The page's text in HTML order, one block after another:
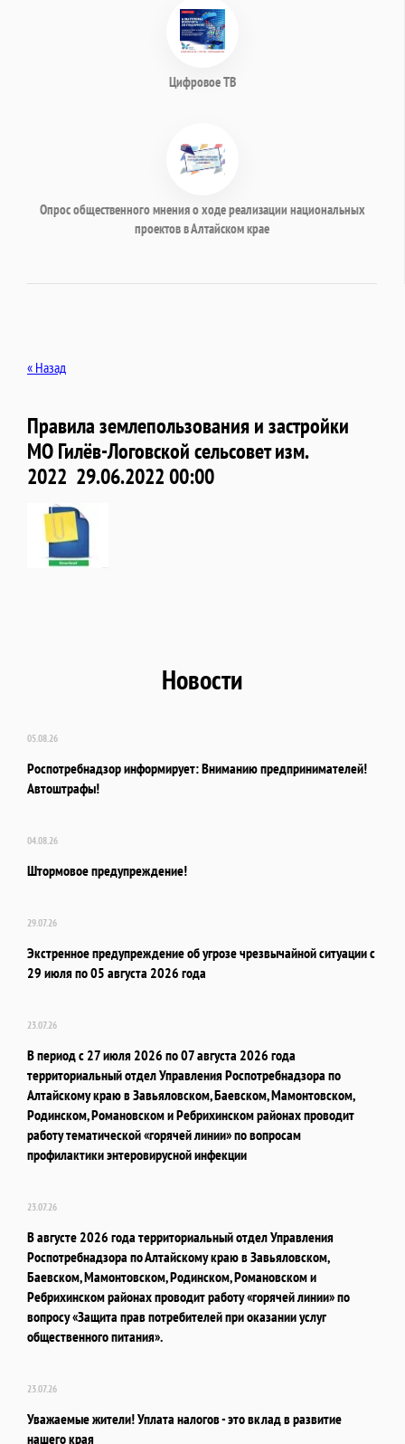
Цифровое ТВ
Опрос общественного мнения о ходе реализации национальных
проектов в Алтайском крае
« Назад
Правила землепользования и застройки
МО Гилёв-Логовской сельсовет изм.
2022 29.06.2022 00:00
Новости
05.08.26
Роспотребнадзор информирует: Вниманию предпринимателей!
Автоштрафы!
04.08.26
Штормовое предупреждение!
29.07.26
Экстренное предупреждение об угрозе чрезвычайной ситуации с
29 июля по 05 августа 2026 года
23.07.26
В период с 27 июля 2026 по 07 августа 2026 года
территориальный отдел Управления Роспотребнадзора по
Алтайскому краю в Завьяловском, Баевском, Мамонтовском,
Родинском, Романовском и Ребрихинском районах проводит
работу тематической «горячей линии» по вопросам
профилактики энтеровирусной инфекции
23.07.26
В августе 2026 года территориальный отдел Управления
Роспотребнадзора по Алтайскому краю в Завьяловском,
Баевском, Мамонтовском, Родинском, Романовском и
Ребрихинском районах проводит работу «горячей линии» по
вопросу «Защита прав потребителей при оказании услуг
общественного питания».
23.07.26
Уважаемые жители! Уплата налогов - это вклад в развитие
нашего края